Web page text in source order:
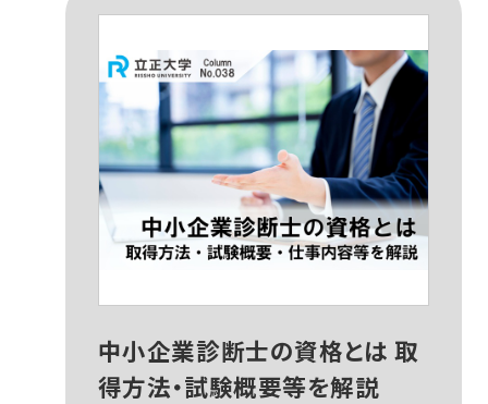
中小企業診断士の資格とは 取
得方法・試験概要等を解説